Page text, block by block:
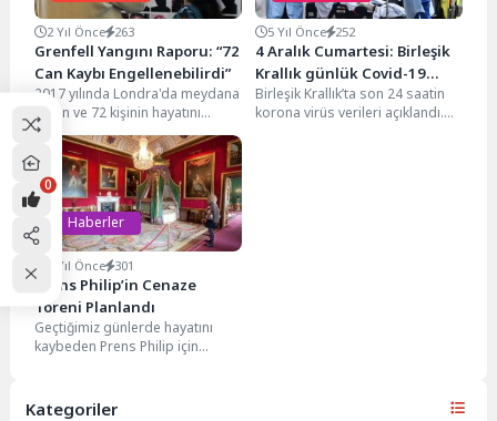
2 Yıl Önce 263
Grenfell Yangını Raporu: “72
Can Kaybı Engellenebilirdi”
2017 yılında Londra'da meydana
gelen ve 72 kişinin hayatını
kaybettiği Grenfell Kulesi
yangınıyla ilgili yürütülen...
5 Yıl Önce 252
4 Aralık Cumartesi: Birleşik
Krallık günlük Covid-19
raporu
Birleşik Krallık’ta son 24 saatin
korona virüs verileri açıklandı.
Haberler
5 Yıl Önce 301
Prens Philip’in Cenaze
Töreni Planlandı
Geçtiğimiz günlerde hayatını
kaybeden Prens Philip için
yapılacağı...
Kategoriler
0